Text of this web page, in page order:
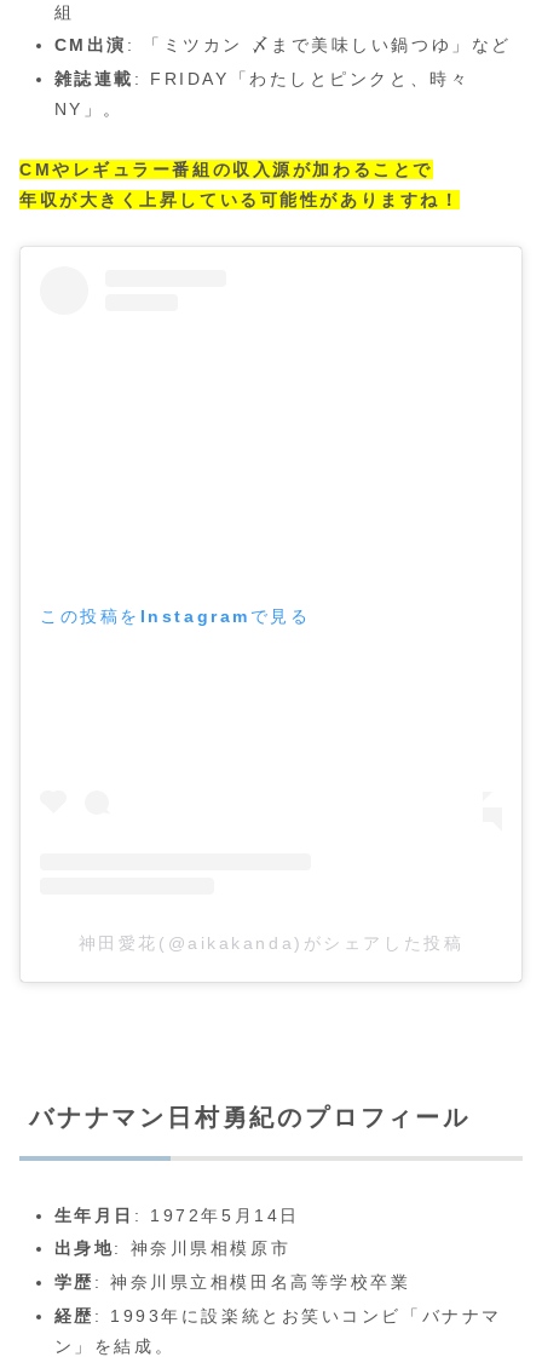
組
CM出演 : 「ミツカン 〆まで美味しい鍋つゆ」など
雑誌連載 : FRIDAY「わたしとピンクと、時々
NY」。
CMやレギュラー番組の収入源が加わることで
年収が大きく上昇している可能性がありますね！
この投稿をInstagramで見る
神田愛花(@aikakanda)がシェアした投稿
バナナマン日村勇紀のプロフィール
生年月日 : 1972年5月14日
出身地: 神奈川県相模原市
学歴 : 神奈川県立相模田名高等学校卒業
経歴 : 1993年に設楽統とお笑いコンビ「バナナマ
ン」を結成。